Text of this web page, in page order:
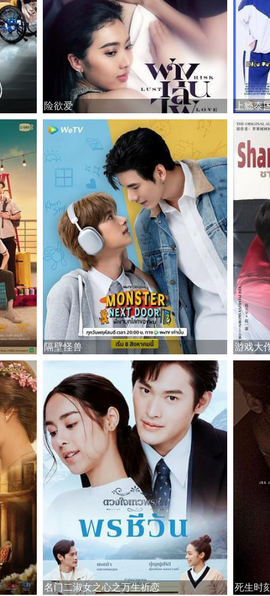
险欲爱 上瘾泰
隔壁怪兽 游戏大
名门二淑女之心之万生祈恋 死生时